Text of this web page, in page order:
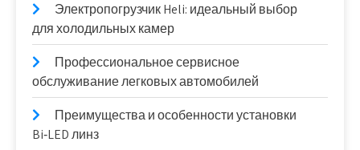
Электропогрузчик Heli: идеальный выбор
для холодильных камер
Профессиональное сервисное
обслуживание легковых автомобилей
Преимущества и особенности установки
Bi‑LED линз